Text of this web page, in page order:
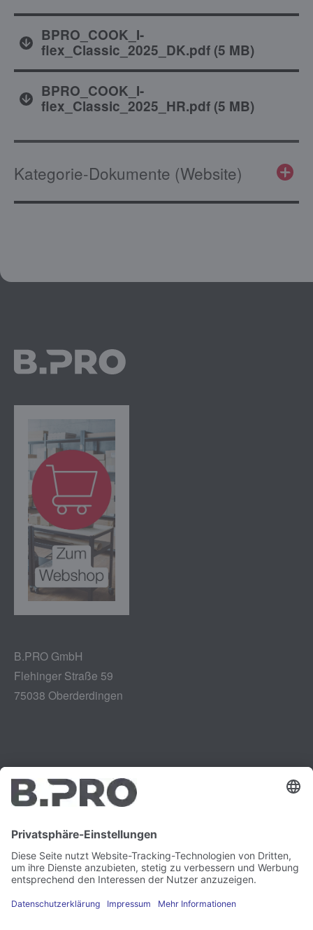
BPRO_COOK_I-
flex_Classic_2025_DK.pdf(5 MB)
BPRO_COOK_I-
flex_Classic_2025_HR.pdf(5 MB)
Kategorie-Dokumente (Website)
B.PRO GmbH
Flehinger Straße 59
75038 Oberderdingen
Impressum
Datenschutz
Schwachstellenmeldung
Karriere
Presse
Newsletter